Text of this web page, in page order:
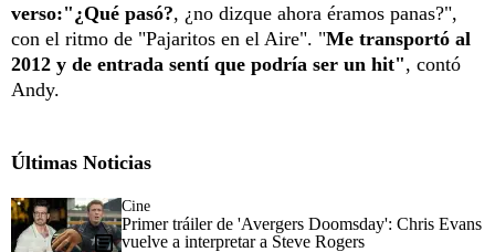
verso:"¿Qué pasó?, ¿no dizque ahora éramos panas?",
con el ritmo de "Pajaritos en el Aire". "Me transportó al
2012 y de entrada sentí que podría ser un hit", contó
Andy.
Últimas Noticias
Cine
Primer tráiler de 'Avergers Doomsday': Chris Evans
vuelve a interpretar a Steve Rogers